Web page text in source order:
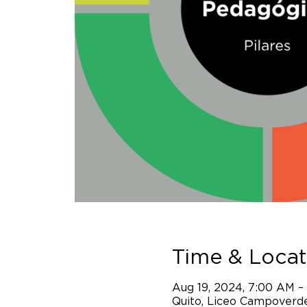
Time &
Aug 19, 2024, 7:00 AM –
Quito, Liceo